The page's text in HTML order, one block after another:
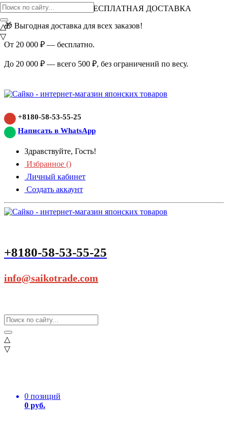
ВНИМАНИЕ АКЦИЯ!
БЕСПЛАТНАЯ ДОСТАВКА
🎁 Выгодная доставка для всех заказов!
От 20 000 ₽ — бесплатно.
До 20 000 ₽ — всего 500 ₽, без ограничений по весу.
+8180-58-53-55-25
Написать в WhatsApp
Здравствуйте, Гость!
Избранное ()
Личный кабинет
Создать аккаунт
+8180-58-53-55-25
info@saikotrade.com
△
▽
0 позиций
0 руб.
△
▽